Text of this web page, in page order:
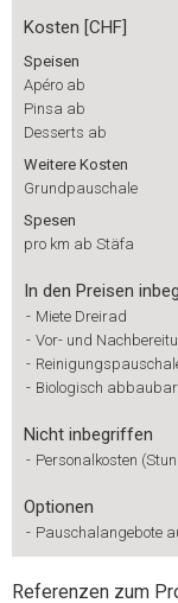
Kosten [CHF]
Speisen
Apéro ab
Pinsa ab
Desserts ab
Weitere Kosten
Grundpauschale
Spesen
pro km ab Stäfa
In den Preisen
- Miete Dreirad
- Vor- und
-
- Biologisch
Nicht inbegriffen
- Personalkosten
Optionen
- Pauschalangebote
Referenzen zum